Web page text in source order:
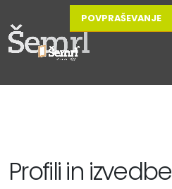
POVPRAŠEVANJE
Profili in izvedbe